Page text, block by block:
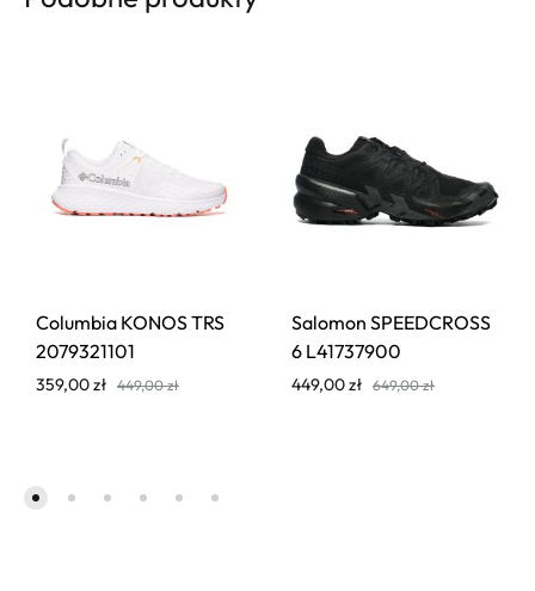
Columbia KONOS TRS
2079321101
359,00zł 449,00zł
Salomon SPEEDCROSS
6 L41737900
449,00zł 649,00zł